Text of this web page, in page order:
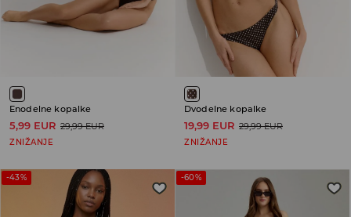
Enodelne kopalke
5,99 EUR 29,99 EUR
ZNIŽANJE
Dvodelne kopalke
19,99 EUR 29,99 EUR
ZNIŽANJE
-43% -60%